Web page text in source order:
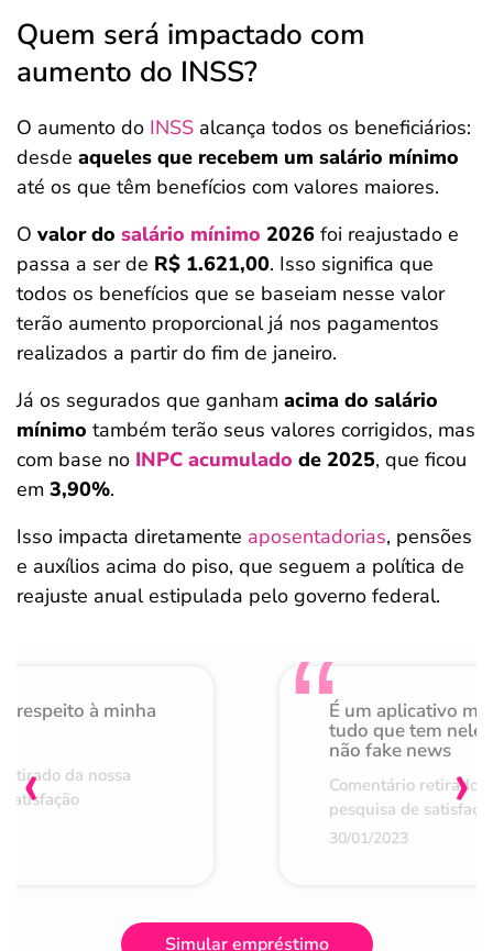
Quem será impactado com
aumento do INSS?
O aumento do INSS alcança todos os beneficiários:
desde aqueles que recebem um salário mínimo
até os que têm benefícios com valores maiores.
O valor do salário mínimo 2026 foi reajustado e
passa a ser de R$ 1.621,00. Isso significa que
todos os benefícios que se baseiam nesse valor
terão aumento proporcional já nos pagamentos
realizados a partir do fim de janeiro.
Já os segurados que ganham acima do salário
mínimo também terão seus valores corrigidos, mas
com base no INPC acumulado de 2025, que ficou
em 3,90%.
Isso impacta diretamente aposentadorias, pensões
e auxílios acima do piso, que seguem a política de
reajuste anual estipulada pelo governo federal.
respeito à minha
da nossa
É um aplicativo
tudo que tem nele
não fake news
Comentário retirado
pesquisa de
30/01/2023
‹ ›
Simular empréstimo